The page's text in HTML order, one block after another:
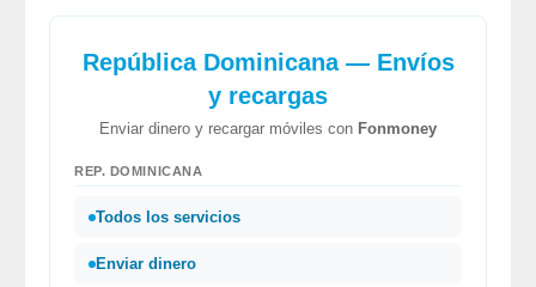
República Dominicana — Envíos
y recargas
Enviar dinero y recargar móviles con Fonmoney
REP. DOMINICANA
Todos los servicios
Enviar dinero